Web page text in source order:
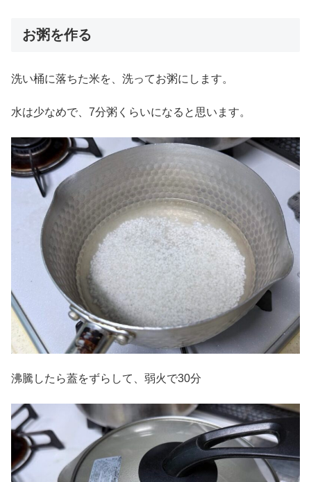
お粥を作る
洗い桶に落ちた米を、洗ってお粥にします。
水は少なめで、7分粥くらいになると思います。
沸騰したら蓋をずらして、弱火で30分